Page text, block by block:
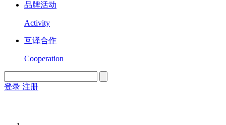
品牌活动
Activity
互译合作
Cooperation
登录 注册